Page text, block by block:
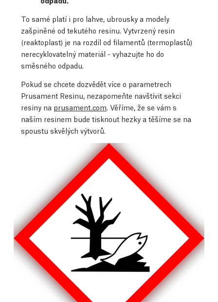
To samé platí i pro lahve, ubrousky a modely
zašpiněné od tekutého resinu. Vytvrzený resin
(reaktoplast) je na rozdíl od filamentů (termoplastů)
nerecyklovatelný materiál - vyhazujte ho do
směsného odpadu.
Pokud se chcete dozvědět více o parametrech
Prusament Resinu, nezapomeňte navštívit sekci
resiny na prusament.com. Věříme, že se vám s
naším resinem bude tisknout hezky a těšíme se na
spoustu skvělých výtvorů.